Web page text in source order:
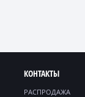
КОНТАКТЫ
РАСПРОДАЖА